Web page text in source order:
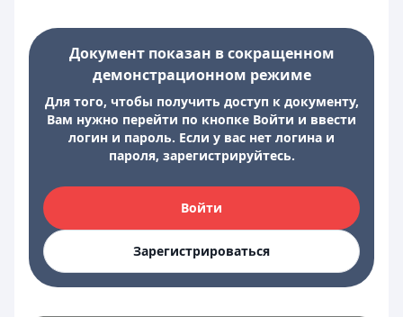
Документ показан в сокращенном
демонстрационном режиме
Для того, чтобы получить доступ к документу,
Вам нужно перейти по кнопке Войти и ввести
логин и пароль. Если у вас нет логина и
пароля, зарегистрируйтесь.
Войти
Зарегистрироваться